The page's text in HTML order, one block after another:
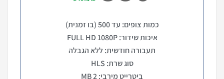
כמות צופים: עד 500 (בו זמנית)
איכות שידור: FULL HD 1080P
תעבורה חודשית: ללא הגבלה
סוג שרת: HLS
ביטרייט מירבי: 2 MB